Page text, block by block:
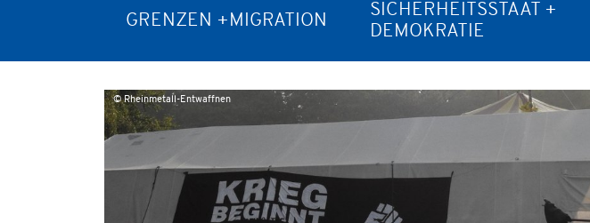
GRENZEN +MIGRATION
SICHERHEITSSTAAT +
DEMOKRATIE
© Rheinmetall-Entwaffnen